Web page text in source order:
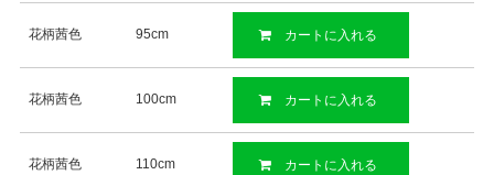
花柄茜色 95cm カートに入れる
花柄茜色 100cm カートに入れる
花柄茜色 110cm カートに入れる